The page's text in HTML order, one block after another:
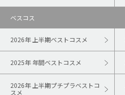
ベスコス
2026年 上半期ベストコスメ
2025年 年間ベストコスメ
2026年 上半期プチプラベストコ
スメ